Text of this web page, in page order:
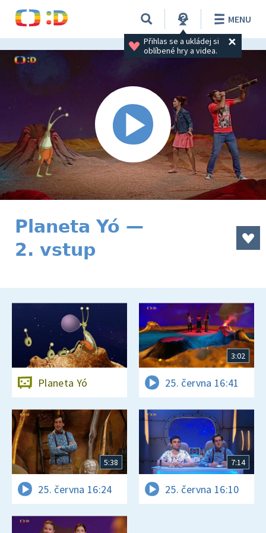
Přihlas se a ukládej si
oblíbené hry a videa.
MENU
Planeta Yó —
2. vstup
Planeta Yó
3:02
25. června 16:41
5:38
25. června 16:24
7:14
25. června 16:10